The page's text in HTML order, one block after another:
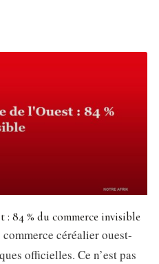
: 84 % du commerce invisible
céréalier ouest-
officielles. Ce n’est pas